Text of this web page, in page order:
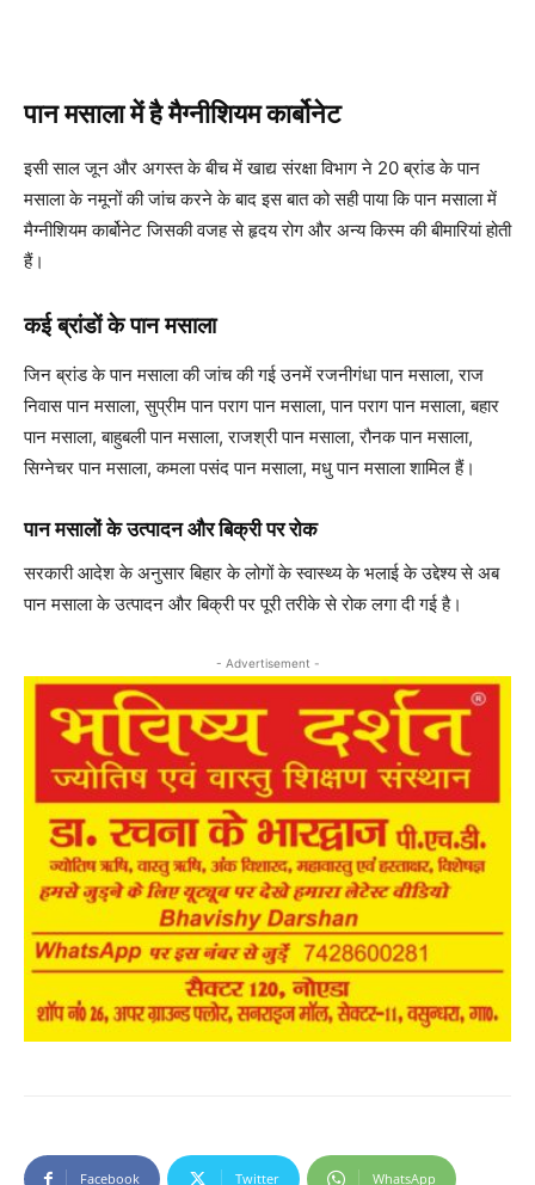
पान मसाला में है मैग्नीशियम कार्बोनेट
इसी साल जून और अगस्त के बीच में खाद्य संरक्षा विभाग ने 20 ब्रांड के पान
मसाला के नमूनों की जांच करने के बाद इस बात को सही पाया कि पान मसाला में
मैग्नीशियम कार्बोनेट जिसकी वजह से हृदय रोग और अन्य किस्म की बीमारियां होती
हैं।
कई ब्रांडों के पान मसाला
जिन ब्रांड के पान मसाला की जांच की गई उनमें रजनीगंधा पान मसाला, राज
निवास पान मसाला, सुप्रीम पान पराग पान मसाला, पान पराग पान मसाला, बहार
पान मसाला, बाहुबली पान मसाला, राजश्री पान मसाला, रौनक पान मसाला,
सिग्नेचर पान मसाला, कमला पसंद पान मसाला, मधु पान मसाला शामिल हैं।
पान मसालों के उत्पादन और बिक्री पर रोक
सरकारी आदेश के अनुसार बिहार के लोगों के स्वास्थ्य के भलाई के उद्देश्य से अब
पान मसाला के उत्पादन और बिक्री पर पूरी तरीके से रोक लगा दी गई है।
- Advertisement -
Facebook Twitter WhatsApp